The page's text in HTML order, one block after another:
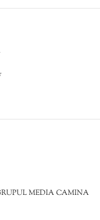
MEDIA CAMINA